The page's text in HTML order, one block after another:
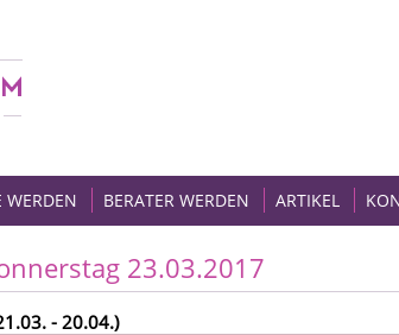
WERDEN BERATER WERDEN ARTIKEL
23.03.2017
- 20.04.)